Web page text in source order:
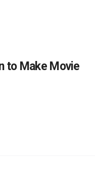
to Make Movie